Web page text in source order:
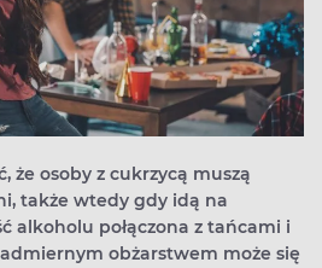
że osoby z cukrzycą muszą
także wtedy gdy idą na
alkoholu połączona z tańcami i
obżarstwem może się